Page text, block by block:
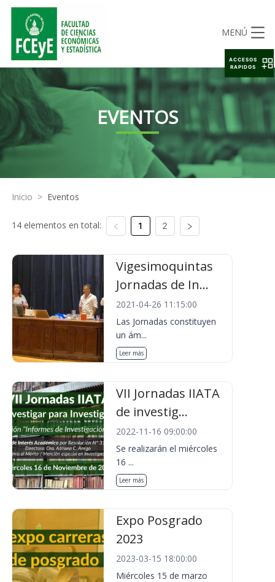
MENÚ
EVENTOS
Inicio > Eventos
14 elementos en total: 1 2
Vigesimoquintas
Jornadas de In...
2021-04-26 11:15:00
Las Jornadas constituyen
un ám...
Leer más
VII Jornadas IIATA
de investig...
2022-11-16 09:00:00
Se realizarán el miércoles
16 ...
Leer más
Expo Posgrado
2023
2023-03-15 18:00:00
Miércoles 15 de marzo
ACCESOS
RAPIDOS